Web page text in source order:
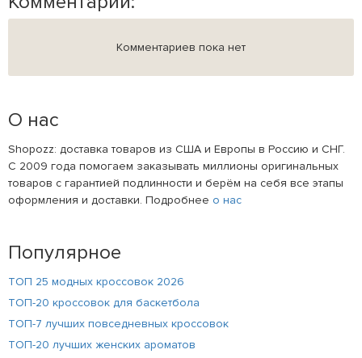
Комментариев пока нет
О нас
Shopozz: доставка товаров из США и Европы в Россию и СНГ.
С 2009 года помогаем заказывать миллионы оригинальных
товаров с гарантией подлинности и берём на себя все этапы
оформления и доставки. Подробнее о нас
Популярное
ТОП 25 модных кроссовок 2026
ТОП-20 кроссовок для баскетбола
ТОП-7 лучших повседневных кроссовок
ТОП-20 лучших женских ароматов